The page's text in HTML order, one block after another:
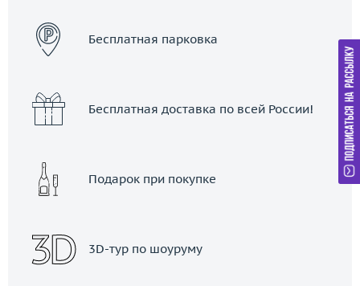
Бесплатная парковка
Бесплатная доставка по всей России!
Подарок при покупке
3D-тур по шоуруму